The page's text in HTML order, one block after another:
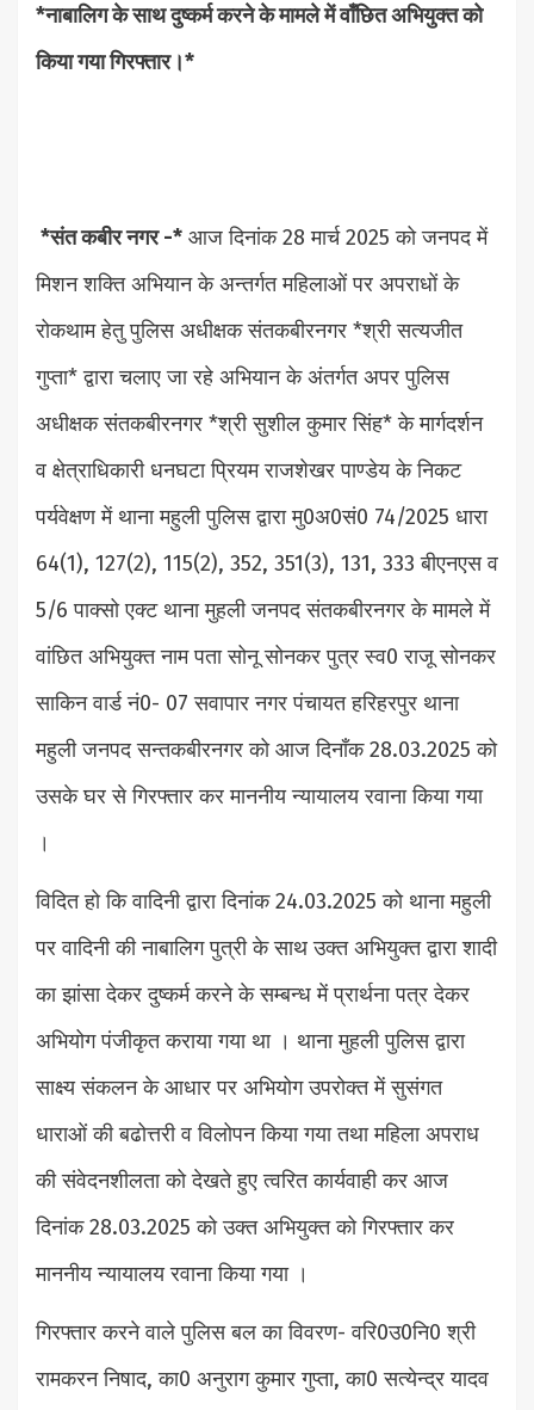
*नाबालिग के साथ दुष्कर्म करने के मामले में वाँछित अभियुक्त को
किया गया गिरफ्तार।*
*संत कबीर नगर -* आज दिनांक 28 मार्च 2025 को जनपद में
मिशन शक्ति अभियान के अन्तर्गत महिलाओं पर अपराधों के
रोकथाम हेतु पुलिस अधीक्षक संतकबीरनगर *श्री सत्यजीत
गुप्ता* द्वारा चलाए जा रहे अभियान के अंतर्गत अपर पुलिस
अधीक्षक संतकबीरनगर *श्री सुशील कुमार सिंह* के मार्गदर्शन
व क्षेत्राधिकारी धनघटा प्रियम राजशेखर पाण्डेय के निकट
पर्यवेक्षण में थाना महुली पुलिस द्वारा मु0अ0सं0 74/2025 धारा
64(1), 127(2), 115(2), 352, 351(3), 131, 333 बीएनएस व
5/6 पाक्सो एक्ट थाना मुहली जनपद संतकबीरनगर के मामले में
वांछित अभियुक्त नाम पता सोनू सोनकर पुत्र स्व0 राजू सोनकर
साकिन वार्ड नं0- 07 सवापार नगर पंचायत हरिहरपुर थाना
महुली जनपद सन्तकबीरनगर को आज दिनाँक 28.03.2025 को
उसके घर से गिरफ्तार कर माननीय न्यायालय रवाना किया गया
।
विदित हो कि वादिनी द्वारा दिनांक 24.03.2025 को थाना महुली
पर वादिनी की नाबालिग पुत्री के साथ उक्त अभियुक्त द्वारा शादी
का झांसा देकर दुष्कर्म करने के सम्बन्ध में प्रार्थना पत्र देकर
अभियोग पंजीकृत कराया गया था । थाना मुहली पुलिस द्वारा
साक्ष्य संकलन के आधार पर अभियोग उपरोक्त में सुसंगत
धाराओं की बढोत्तरी व विलोपन किया गया तथा महिला अपराध
की संवेदनशीलता को देखते हुए त्वरित कार्यवाही कर आज
दिनांक 28.03.2025 को उक्त अभियुक्त को गिरफ्तार कर
माननीय न्यायालय रवाना किया गया ।
गिरफ्तार करने वाले पुलिस बल का विवरण- वरि0उ0नि0 श्री
रामकरन निषाद, का0 अनुराग कुमार गुप्ता, का0 सत्येन्द्र यादव